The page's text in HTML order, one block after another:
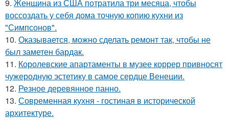
9. Женщина из США потратила три месяца, чтобы
воссоздать у себя дома точную копию кухни из
"Симпсонов".
10. Оказывается, можно сделать ремонт так, чтобы не
был заметен бардак.
11. Королевские апартаменты в музее коррер привносят
чужеродную эстетику в самое сердце Венеции.
12. Резное деревянное панно.
13. Современная кухня - гостиная в исторической
архитектуре.